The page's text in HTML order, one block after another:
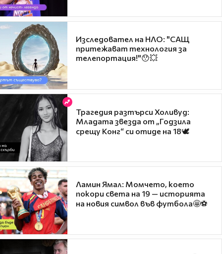
Изследовател на НЛО: "САЩ
притежават технология за
телепортация!"😯💥
Трагедия разтърси Холивуд:
Младата звезда от „Годзила
срещу Конг“ си отиде на 18🕊️
Ламин Ямал: Момчето, което
покори света на 19 — историята
на новия символ във футбола🤩⚽